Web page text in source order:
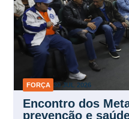
FORÇA 30 JUL 2026
Encontro dos
prevenção e